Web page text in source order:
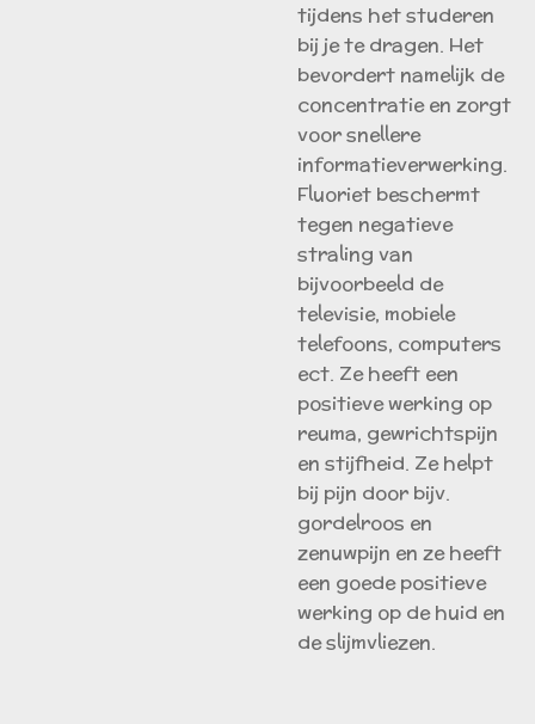
tijdens het studeren
bij je te dragen. Het
bevordert namelijk de
concentratie en zorgt
voor snellere
informatieverwerking.
Fluoriet beschermt
tegen negatieve
straling van
bijvoorbeeld de
televisie, mobiele
telefoons, computers
ect. Ze heeft een
positieve werking op
reuma, gewrichtspijn
en stijfheid. Ze helpt
bij pijn door bijv.
gordelroos en
zenuwpijn en ze heeft
een goede positieve
werking op de huid en
de slijmvliezen.